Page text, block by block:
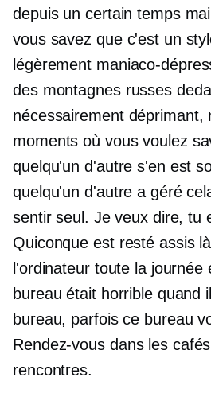
depuis un certain temps
vous savez que c'est un
légèrement maniaco-
des montagnes russes
nécessairement déprimant,
moments où vous voulez
quelqu'un d'autre s'en est
quelqu'un d'autre a géré
sentir seul. Je veux dire, tu
Quiconque est resté assis
l'ordinateur toute la journée
bureau était horrible quand
bureau, parfois ce bureau
Rendez-vous dans les
rencontres.